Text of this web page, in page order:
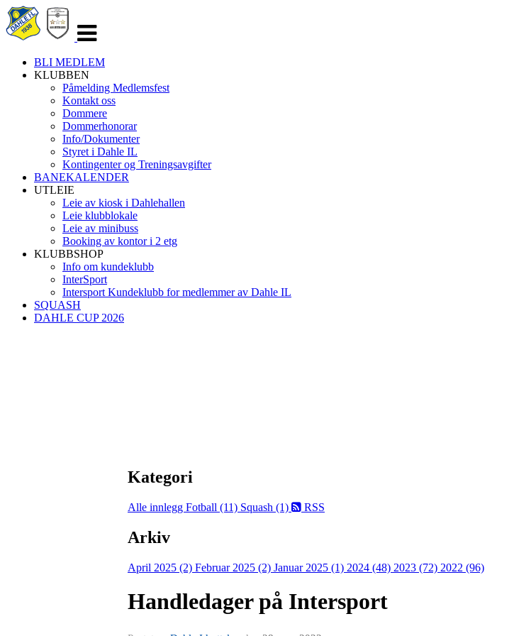
navigasjon
BLI MEDLEM
KLUBBEN
Påmelding Medlemsfest
Kontakt oss
Dommere
Dommerhonorar
Info/Dokumenter
Styret i Dahle IL
Kontingenter og Treningsavgifter
BANEKALENDER
UTLEIE
Leie av kiosk i Dahlehallen
Leie klubblokale
Leie av minibuss
Booking av kontor i 2 etg
KLUBBSHOP
Info om kundeklubb
InterSport
Intersport Kundeklubb for medlemmer av Dahle IL
SQUASH
DAHLE CUP 2026
Kategori
Alle innlegg Fotball (11) Squash (1) RSS
Arkiv
April 2025 (2) Februar 2025 (2) Januar 2025 (1) 2024 (48) 2023 (72) 2022 (96)
Handledager på Intersport